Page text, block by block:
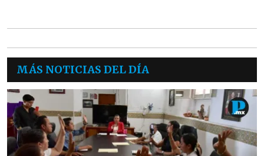
MÁS NOTICIAS DEL DÍA